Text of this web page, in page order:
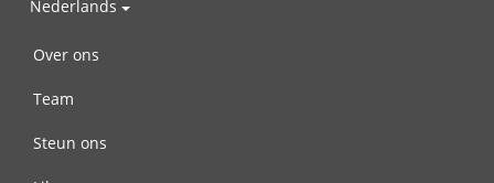
Nederlands
Over ons
Team
Steun ons